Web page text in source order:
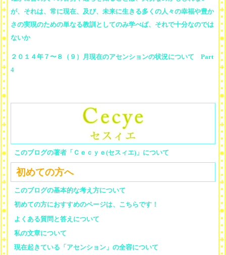
が、それは、常に現在、及び、未来に生きる多くの人々の幸福や豊か
さの実現のための単なる教訓としてのみ学べば、それで十分なのでは
ないか
２０１４年７〜８（９）月現在のアセンションの状況について Part
4
このブログの著者「Ｃｅｃｙｅ(セスィエ)」について
初めての方へ
このブログの基本的な考え方について
初めての方におすすめのページは、こちらです！
よくある質問と答えについて
私の文章について
現在起きている「アセンション」の全容について